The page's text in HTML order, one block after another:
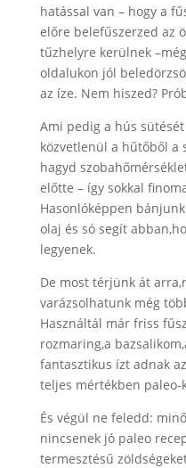
hatással van – hogy a
előre belefűszerzed az
tűzhelyre kerülnek
oldalukon jól
az íze. Nem hiszed?
Ami pedig a hús
közvetlenül a hűtőből a
hagyd
előtte – így sokkal
Hasonlóképpen
olaj és só segít
legyenek.
De most térjünk át
varázsolhatunk még
Használtál már friss
rozmaring,a
fantasztikus ízt adnak
teljes mértékben
És végül ne feledd:
nincsenek jó paleo
termesztésű